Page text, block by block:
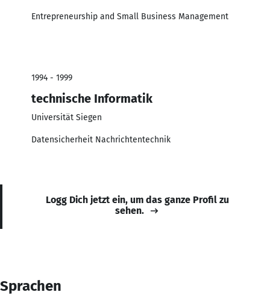
Entrepreneurship and Small Business Management
1994 - 1999
technische Informatik
Universität Siegen
Datensicherheit Nachrichtentechnik
Logg Dich jetzt ein, um das ganze Profil zu
sehen.
Sprachen